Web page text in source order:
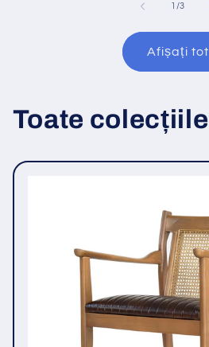
/din
3
Afișați tot
Toate colecțiile